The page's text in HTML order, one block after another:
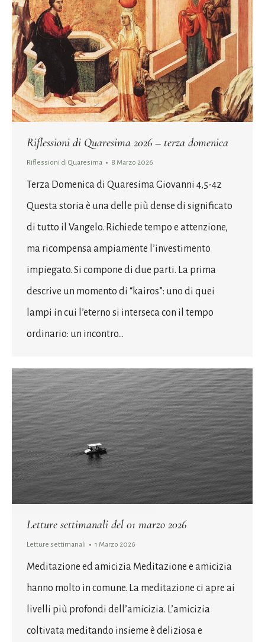
Riflessioni di Quaresima 2026 – terza domenica
Riflessioni di Quaresima 8 Marzo 2026
Terza Domenica di Quaresima Giovanni 4,5-42
Questa storia è una delle più dense di significato
di tutto il Vangelo. Richiede tempo e attenzione,
ma ricompensa ampiamente l’investimento
impiegato. Si compone di due parti. La prima
descrive un momento di “kairos”: uno di quei
lampi in cui l’eterno si interseca con il tempo
ordinario: un incontro…
Letture settimanali del 01 marzo 2026
Letture settimanali 1 Marzo 2026
Meditazione ed amicizia Meditazione e amicizia
hanno molto in comune. La meditazione ci apre ai
livelli più profondi dell’amicizia. L’amicizia
coltivata meditando insieme è deliziosa e